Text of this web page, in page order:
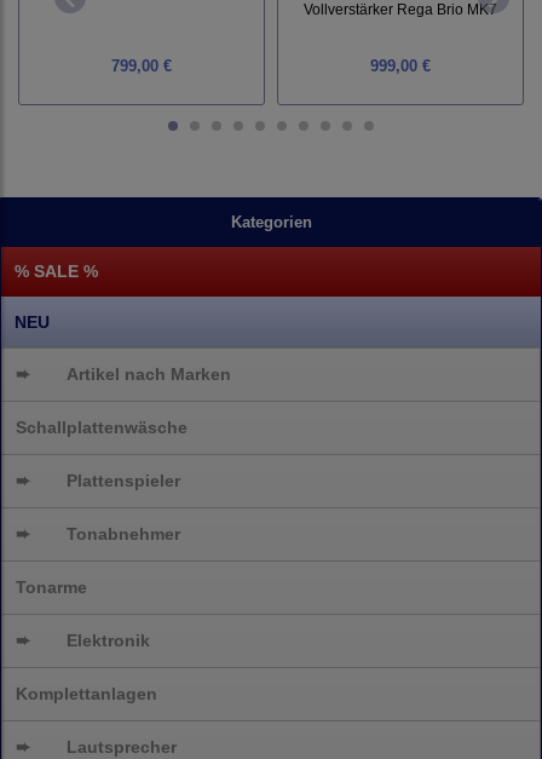
Kategorien
% SALE %
NEU
➨ Artikel nach Marken
Schallplattenwäsche
➨ Plattenspieler
➨ Tonabnehmer
Tonarme
➨ Elektronik
Komplettanlagen
➨ Lautsprecher
799,00 €
Vollverstärker Rega Brio MK7
999,00 €